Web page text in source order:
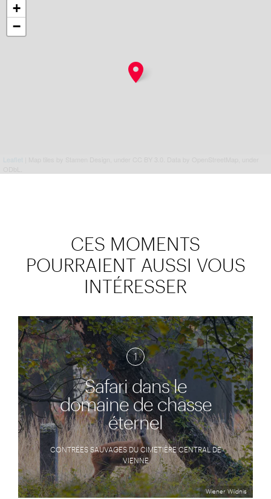
+
−
Leaflet
CES MOMENTS
POURRAIENT AUSSI VOUS
INTÉRESSER
Wiener Wildnis
1
Safari dans le
domaine de chasse
éternel
CONTRÉES SAUVAGES DU CIMETIÈRE CENTRAL DE
VIENNE